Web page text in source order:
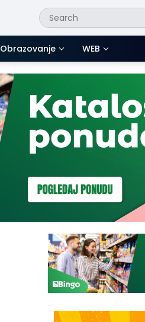
Obrazovanje WEB